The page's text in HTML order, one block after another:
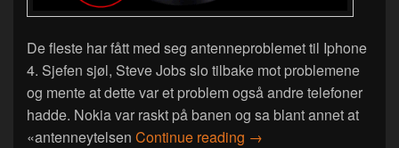
De fleste har fått med seg antenneproblemet til Iphone
4. Sjefen sjøl, Steve Jobs slo tilbake mot problemene
og mente at dette var et problem også andre telefoner
hadde. Nokia var raskt på banen og sa blant annet at
«antenneytelsen Continue reading Iphone 4 «death grip»
→